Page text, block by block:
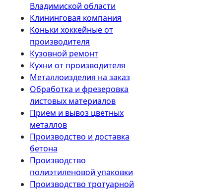
Владимиской области
Клининговая компания
Коньки хоккейные от
производителя
Кузовной ремонт
Кухни от производителя
Металлоизделия на заказ
Обработка и фрезеровка
листовых материалов
Прием и вывоз цветных
металлов
Производство и доставка
бетона
Производство
полиэтиленовой упаковки
Производство тротуарной